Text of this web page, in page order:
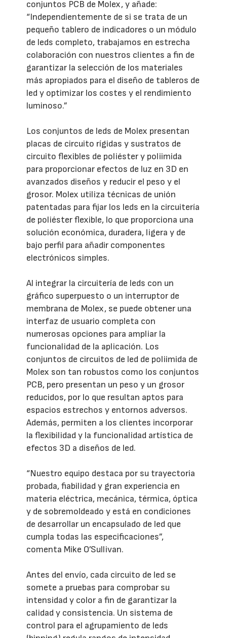
conjuntos PCB de Molex, y añade:
“Independientemente de si se trata de un
pequeño tablero de indicadores o un módulo
de leds completo, trabajamos en estrecha
colaboración con nuestros clientes a fin de
garantizar la selección de los materiales
más apropiados para el diseño de tableros de
led y optimizar los costes y el rendimiento
luminoso.”
Los conjuntos de leds de Molex presentan
placas de circuito rígidas y sustratos de
circuito flexibles de poliéster y poliimida
para proporcionar efectos de luz en 3D en
avanzados diseños y reducir el peso y el
grosor. Molex utiliza técnicas de unión
patentadas para fijar los leds en la circuitería
de poliéster flexible, lo que proporciona una
solución económica, duradera, ligera y de
bajo perfil para añadir componentes
electrónicos simples.
Al integrar la circuitería de leds con un
gráfico superpuesto o un interruptor de
membrana de Molex, se puede obtener una
interfaz de usuario completa con
numerosas opciones para ampliar la
funcionalidad de la aplicación. Los
conjuntos de circuitos de led de poliimida de
Molex son tan robustos como los conjuntos
PCB, pero presentan un peso y un grosor
reducidos, por lo que resultan aptos para
espacios estrechos y entornos adversos.
Además, permiten a los clientes incorporar
la flexibilidad y la funcionalidad artística de
efectos 3D a diseños de led.
“Nuestro equipo destaca por su trayectoria
probada, fiabilidad y gran experiencia en
materia eléctrica, mecánica, térmica, óptica
y de sobremoldeado y está en condiciones
de desarrollar un encapsulado de led que
cumpla todas las especificaciones”,
comenta Mike O’Sullivan.
Antes del envío, cada circuito de led se
somete a pruebas para comprobar su
intensidad y color a fin de garantizar la
calidad y consistencia. Un sistema de
control para el agrupamiento de leds